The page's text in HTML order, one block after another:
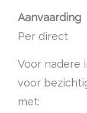
Aanvaarding
Per direct
Voor nadere
voor
met: